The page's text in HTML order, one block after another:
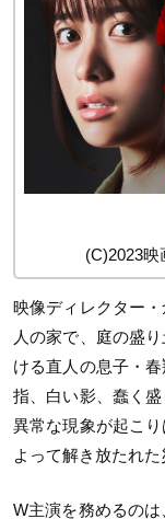
(C)2023
映像ディレクター
人の家で、庭の盛
ける直人の息子・
指、白い影、蠢く
異常な現象が起こ
よって解き放たれた
W主演を務めるの